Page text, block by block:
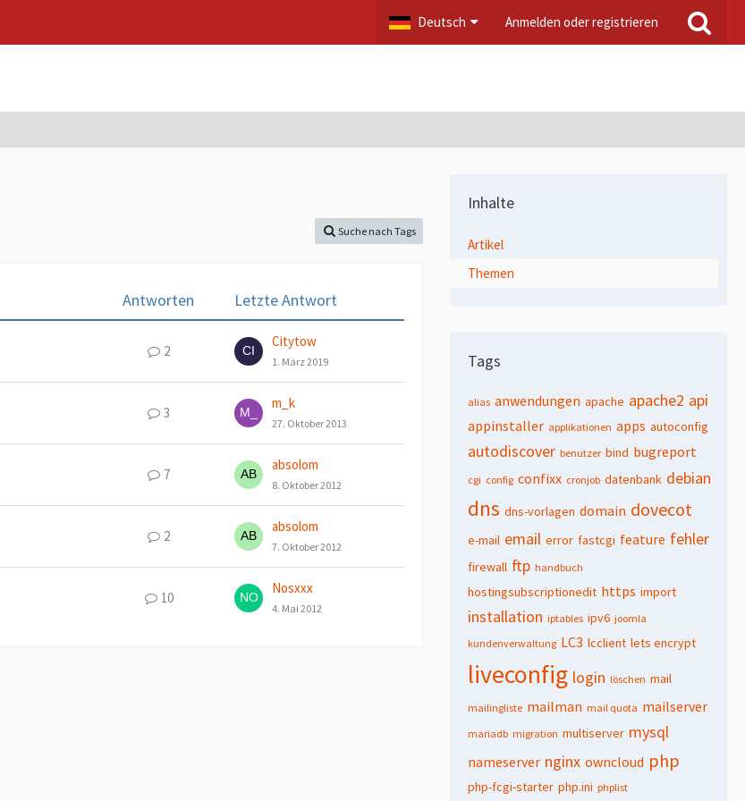
Deutsch Anmelden oder registrieren
Suche nach Tags
Antworten Letzte Antwort
2
Citytow
1. März 2019
3
m_k
27. Oktober 2013
7
absolom
8. Oktober 2012
2
absolom
7. Oktober 2012
10
Nosxxx
4. Mai 2012
Inhalte
Artikel
Themen
Tags
alias anwendungen apache apache2 api
appinstaller applikationen apps autoconfig
autodiscover benutzer bind bugreport
cgi config confixx cronjob datenbank debian
dns dns-vorlagen domain dovecot
e-mail email error fastcgi feature fehler
firewall ftp handbuch
hostingsubscriptionedit https import
installation iptables ipv6 joomla
kundenverwaltung LC3 lcclient lets encrypt
liveconfig login löschen mail
mailingliste mailman mail quota mailserver
mariadb migration multiserver mysql
nameserver nginx owncloud php
php-fcgi-starter php.ini phplist